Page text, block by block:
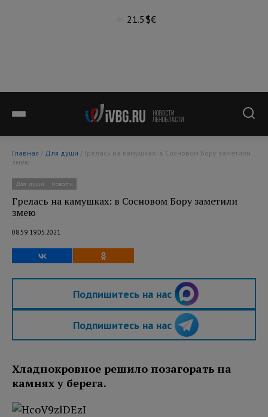
21.5°$€
Главная / Для души
змею
Для души Новости
Грелась на камушках: в Сосновом Бору заметили
змею
08:59 19.05.2021
Подпишитесь на нас
Подпишитесь на нас
Хладнокровное решило позагорать на
камнях у берега.